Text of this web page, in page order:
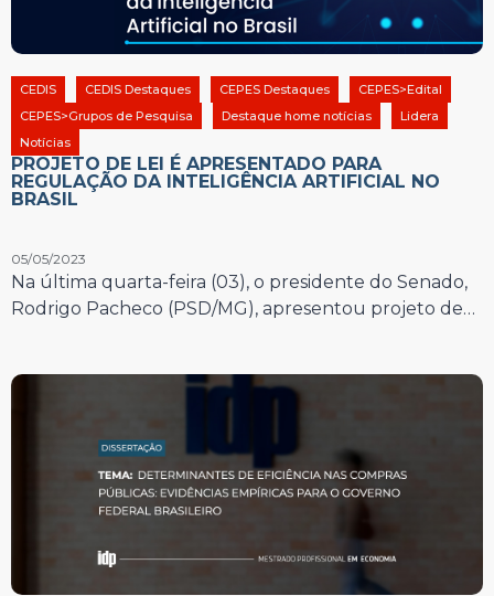
CEDIS CEDIS Destaques CEPES Destaques
CEPES>Edital
CEPES>Grupos de Pesquisa
Destaque home notícias
Lidera
Notícias
PROJETO DE LEI É APRESENTADO PARA
REGULAÇÃO DA INTELIGÊNCIA ARTIFICIAL NO
BRASIL
05/05/2023
Na última quarta-feira (03), o presidente do Senado,
Rodrigo Pacheco (PSD/MG), apresentou projeto de…